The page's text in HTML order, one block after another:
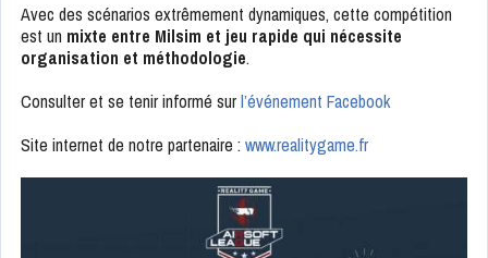
Avec des scénarios extrêmement dynamiques, cette compétition
est un mixte entre Milsim et jeu rapide qui nécessite
organisation et méthodologie.
Consulter et se tenir informé surl’événement Facebook
Site internet de notre partenaire : www.realitygame.fr